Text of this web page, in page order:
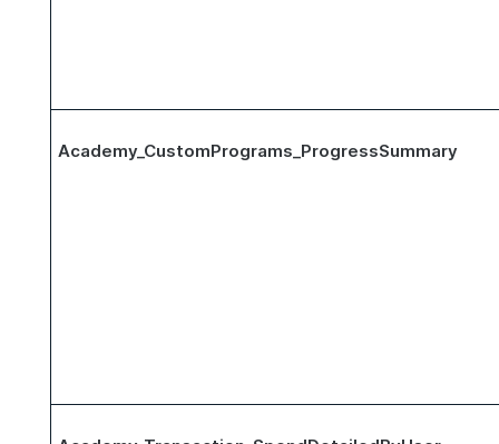
Academy_CustomPrograms_ProgressSummary